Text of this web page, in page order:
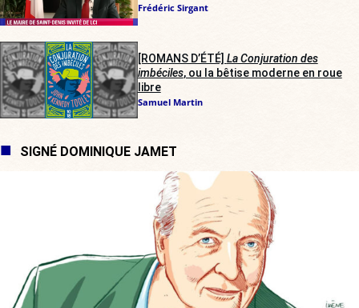
Frédéric Sirgant
[ROMANS D’ÉTÉ] La Conjuration des
imbéciles, ou la bêtise moderne en roue
libre
Samuel Martin
SIGNÉ DOMINIQUE JAMET